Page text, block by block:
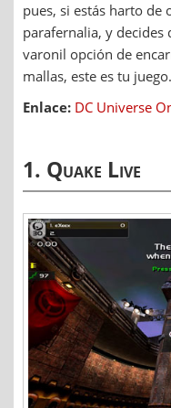
pues, si estás harto de
parafernalia, y
varonil opción de
mallas, este es tu juego.
Enlace: DC Universe
1. Quake Live